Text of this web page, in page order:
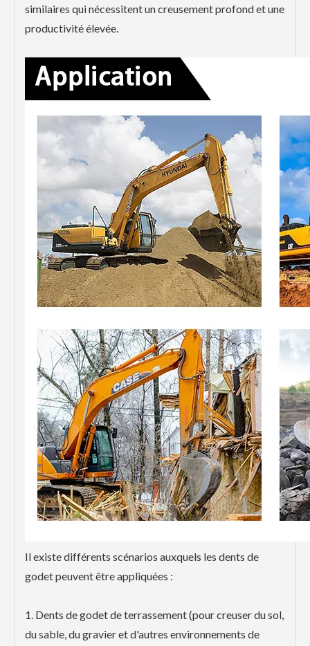
similaires qui nécessitent un creusement profond et une
productivité élevée.
Il existe différents scénarios auxquels les dents de
godet peuvent être appliquées :
1. Dents de godet de terrassement (pour creuser du sol,
du sable, du gravier et d'autres environnements de